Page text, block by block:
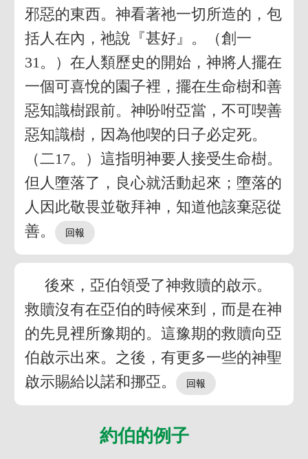
邪惡的東西。神看著祂一切所造的，包
括人在內，祂說『甚好』。（創一
31。）在人類歷史的開始，神將人擺在
一個可喜悅的園子裡，擺在生命樹和善
惡知識樹跟前。神吩咐亞當，不可喫善
惡知識樹，因為他喫的日子必定死。
（二17。）這指明神要人接受生命樹。
但人墮落了，良心就活動起來；墮落的
人因此敬畏並敬拜神，知道他該棄惡從
善。
後來，亞伯領受了神救贖的啟示。
救贖沒有在亞伯的時候來到，而是在神
的先見裡所豫期的。這豫期的救贖向亞
伯啟示出來。之後，有更多一些的神聖
啟示賜給以諾和挪亞。
約伯的例子